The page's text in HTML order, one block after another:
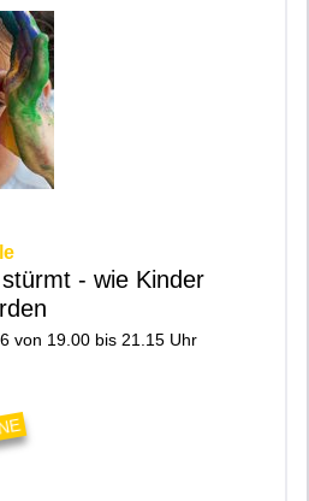
- wie Kinder
von 19.00 bis 21.15 Uhr